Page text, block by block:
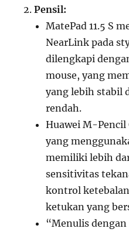
Pensil:
MatePad 11.5 S
NearLink pada
dilengkapi
mouse, yang
yang lebih stabil
rendah.
Huawei M-Pencil
yang
memiliki lebih
sensitivitas
kontrol
ketukan yang
“Menulis